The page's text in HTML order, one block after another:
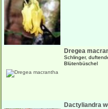
Dregea
Schlinger,
Blütenbüschel
Dactyliandra